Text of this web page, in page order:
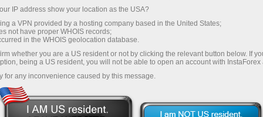
InstaForex
易的优惠条件
时可获得高达30%的奖金，并享受
其他促销活动和优惠
交易速度
与赛道速度
您的专属礼物大奖
充值$333—选择价值高达$1,500的礼物
IP address show your location as the USA?
a VPN provided by a hosting company based in the United States;
not have proper WHOIS records;
in the WHOIS geolocation database.
whether you are a US resident or not by clicking the relevant button below. If
being a US resident, you will not be able to open an account with InstaForex
for any inconvenience caused by this message.